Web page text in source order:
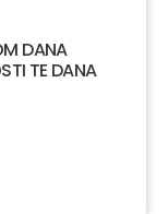
DANA
TE DANA